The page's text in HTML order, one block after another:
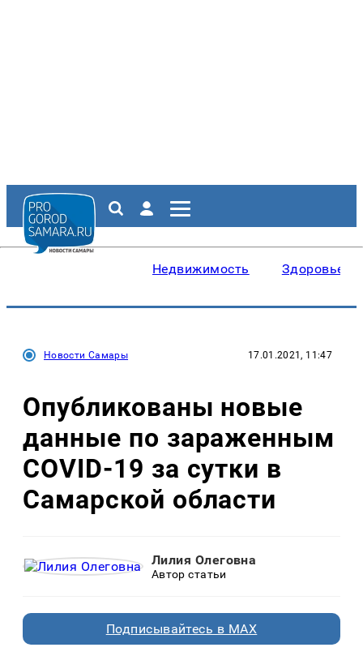
Недвижимость Здоровье
Новости Самары 17.01.2021, 11:47
Опубликованы новые
данные по зараженным
COVID-19 за сутки в
Самарской области
Лилия Олеговна
Автор статьи
Подписывайтесь в MAX